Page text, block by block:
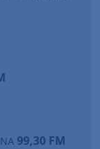
99,30 FM